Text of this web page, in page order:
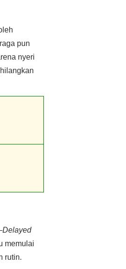
pun
nyeri
Delayed
memulai
rutin.